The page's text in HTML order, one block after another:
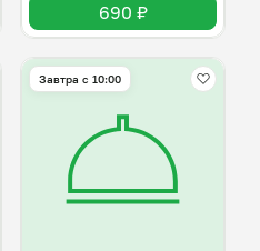
690 ₽
Завтра c 10:00